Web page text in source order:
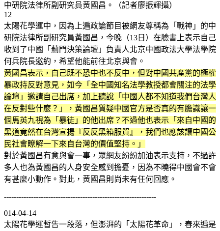
中研院法律所副研究員黃國昌。（記者廖振輝攝）
12
太陽花學運中，因為上遍政論節目被網友尊稱為「戰神」的中
研院法律所副研究員黃國昌，今晚（13日）在臉書上表示自己
收到了中國「薊門決策論壇」負責人北京中國政法大學法學院
何兵院長邀約，希望他能前往北京與會。
黃國昌表示，自己既不恐中也不反中，但對中國共產黨的極權
暴政持反對意見，如今「全中國知名法學教授都會關注的法學
論壇」邀請自己出席，加上聽說「中國人都不知道我們台灣人
在反對些什麼？」，黃國昌質疑中國官方是否真的有膽識讓一
個馬英九視為「暴徒」的他出席？不過他也表示「來自中國的
黑道竟然在台灣宣揚『反反黑箱服貿』，我們也應該讓中國公
民社會瞭解一下來自台灣的價值堅持。」
對於黃國昌有意與會一事，眾網友紛紛加油表示支持，不過許
多人也為黃國昌的人身安全感到擔憂，因為不曉得中國會不會
有甚麼小動作。對此，黃國昌則尚未有任何回應。
--------------------------------------------------------------
014-04-14
太陽花學運暫告一段落，但澎湃的「太陽花革命」，春來遍是